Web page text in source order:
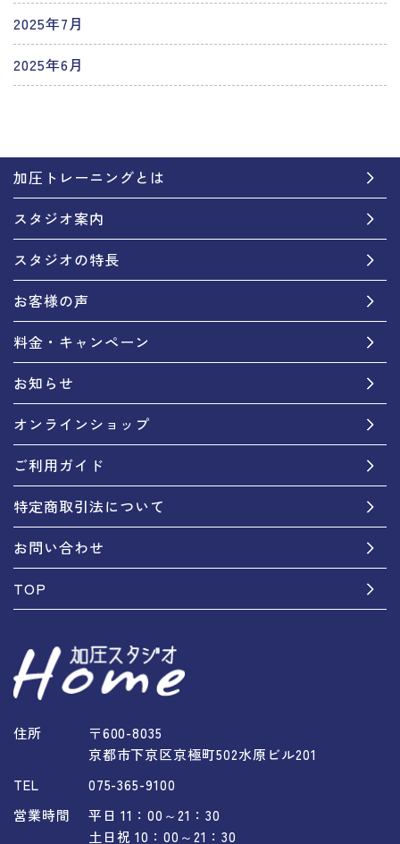
2025年7月
2025年6月
加圧トレーニングとは
スタジオ案内
スタジオの特長
お客様の声
料金・キャンペーン
お知らせ
オンラインショップ
ご利用ガイド
特定商取引法について
お問い合わせ
TOP
住所
〒600-8035
京都市下京区京極町502水原ビル201
TEL
075-365-9100
営業時間
平日 11：00～21：30
土日祝 10：00～21：30